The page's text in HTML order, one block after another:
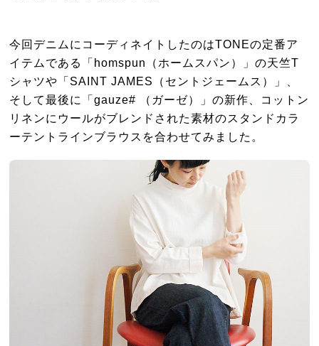
今回デニムにコーディネイトしたのはTONEの定番ア
イテムである「homspun（ホームスパン）」の天竺T
シャツや「SAINT JAMES（セントジェームス）」、
そして最後に「gauze# （ガーゼ）」の新作、コットン
リネンにウールがブレンドされた素材のスタンドカラ
ーテントラインブラウスを合わせてみました。